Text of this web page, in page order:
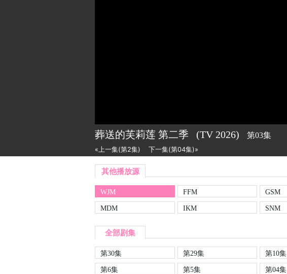
葬送的芙莉莲 第二季 (TV 2026) 第03集
«上一集(第2集) 下一集(第04集)»
其他播放源
WJM FFM GSM
MDM
IKM SNM
全部剧集
第30集 第29集 第10集
第6集
第5集 第04集